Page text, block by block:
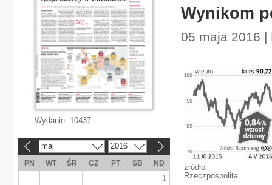
Wynikom
05 maja 2016 |
źródło:
Rzeczpospolita
Wydanie: 10437
maj 2016
PN WT ŚR CZ PT SB
ND
1